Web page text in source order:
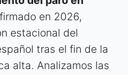
en 2026,
estacional del
tras el fin de la
alta. Analizamos las